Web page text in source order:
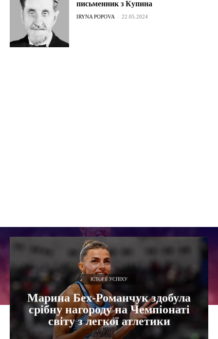
письменник з Купина
IRYNA POPOVA - 22.05.2024